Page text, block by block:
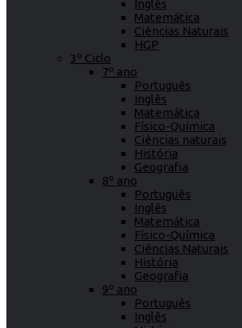
Inglês
Matemática
Ciências Naturais
HGP
3º Ciclo
7º ano
Português
Inglês
Matemática
Físico-Química
Ciências naturais
História
Geografia
8º ano
Português
Inglês
Matemática
Físico-Química
Ciências Naturais
História
Geografia
9º ano
Português
Inglês